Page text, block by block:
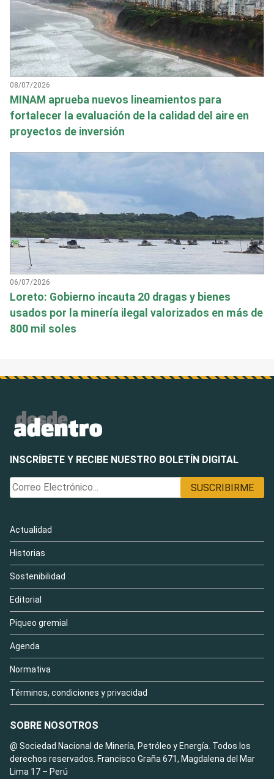
08/07/2026
MINAM aprueba nuevos lineamientos para
fortalecer la evaluación de la calidad del aire en
proyectos de inversión
06/07/2026
Loreto: Gobierno incauta 20 dragas y bienes
usados por la minería ilegal valorizados en más de
800 mil soles
INSCRÍBETE Y RECIBE NUESTRO BOLETÍN DIGITAL
Actualidad
Historias
Sostenibilidad
Editorial
Piqueo gremial
Agenda
Normativa
Términos, condiciones y privacidad
SOBRE NOSOTROS
@ Sociedad Nacional de Minería, Petróleo y Energía. Todos los
derechos reservados. Francisco Graña 671, Magdalena del Mar
Lima 17 – Perú